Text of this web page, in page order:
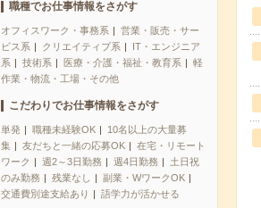
職種でお仕事情報をさがす
オフィスワーク・事務系
営業・販売・サー
ビス系
クリエイティブ系
IT・エンジニア
系
技術系 医療・介護・福祉・教育系
軽
作業・物流・工場・その他
こだわりでお仕事情報をさがす
単発 職種未経験OK
10名以上の大量募
集
友だちと一緒の応募OK
在宅・リモート
ワーク
週2～3日勤務 週4日勤務
土日祝
のみ勤務
残業なし
副業・WワークOK
交通費別途支給あり
語学力が活かせる